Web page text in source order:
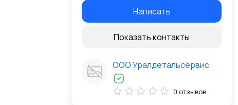
Написать
Показать контакты
ООО Уралдетальсервис
0 отзывов